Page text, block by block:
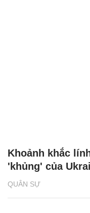
QUÂN SỰ
Khoảnh khắc
'khủng' của